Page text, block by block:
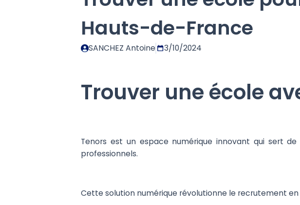
Hauts-de-France
SANCHEZ Antoine 3/10/2024
Trouver une école
Tenors est un espace numérique innovant qui sert
professionnels.
Cette solution numérique révolutionne le recrutement